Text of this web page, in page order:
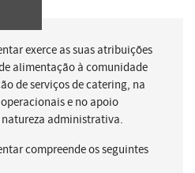
exerce as suas atribuições
alimentação à comunidade
de serviços de catering, na
e no apoio
administrativa.
compreende os seguintes